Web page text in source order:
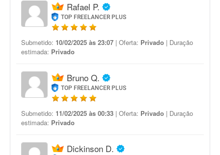
Rafael P.
TOP FREELANCER PLUS
Submetido: 10/02/2025 às 23:07 | Oferta: Privado | Duração
estimada: Privado
Bruno Q.
TOP FREELANCER PLUS
Submetido: 11/02/2025 às 00:33 | Oferta: Privado | Duração
estimada: Privado
Dickinson D.